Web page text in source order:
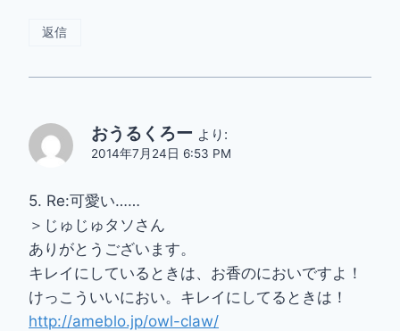
返信
おうるくろー より:
2014年7月24日 6:53 PM
5. Re:可愛い……
＞じゅじゅタソさん
ありがとうございます。
キレイにしているときは、お香のにおいですよ！
けっこういいにおい。キレイにしてるときは！
http://ameblo.jp/owl-claw/